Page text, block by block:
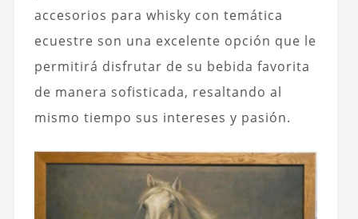
accesorios para whisky con temática
ecuestre son una excelente opción que le
permitirá disfrutar de su bebida favorita
de manera sofisticada, resaltando al
mismo tiempo sus intereses y pasión.